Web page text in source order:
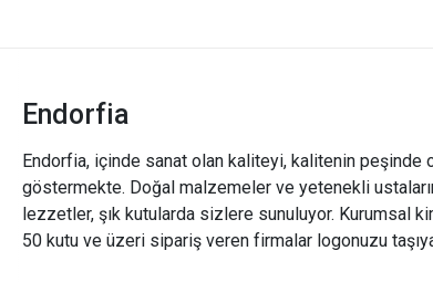
Endorfia
Endorfia, içinde sanat olan kaliteyi, kalitenin peşinde
göstermekte. Doğal malzemeler ve yetenekli
lezzetler, şık kutularda sizlere sunuluyor. Kurumsal
50 kutu ve üzeri sipariş veren firmalar logonuzu